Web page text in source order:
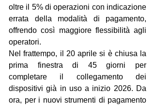
oltre il 5% di operazioni con indicazione
errata della modalità di pagamento,
offrendo così maggiore flessibilità agli
operatori.
Nel frattempo, il 20 aprile si è chiusa la
prima finestra di 45 giorni per
completare il collegamento dei
dispositivi già in uso a inizio 2026. Da
ora, per i nuovi strumenti di pagamento